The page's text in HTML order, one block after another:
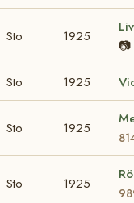
Sto 1925
📷
Sto 1925
Sto 1925
Sto 1925